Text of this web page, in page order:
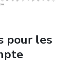
pour les